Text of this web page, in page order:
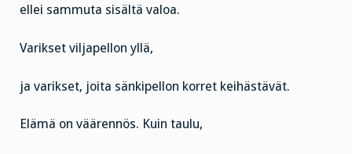
ellei sammuta sisältä valoa.
Varikset viljapellon yllä,
ja varikset, joita sänkipellon korret keihästävät.
Elämä on väärennös. Kuin taulu,